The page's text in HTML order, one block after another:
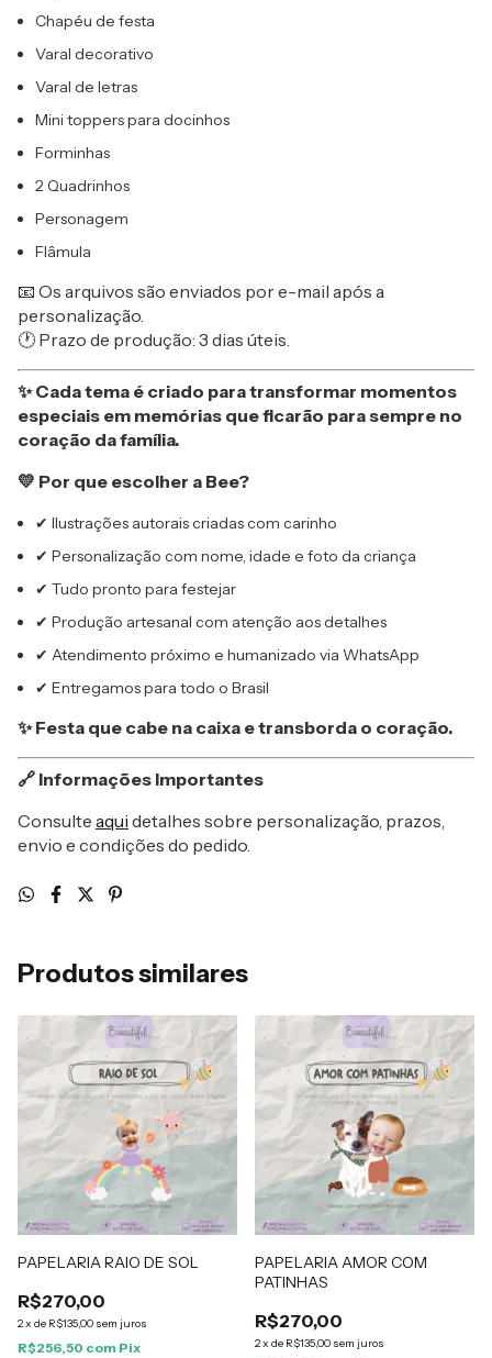
Chapéu de festa
Varal decorativo
Varal de letras
Mini toppers para docinhos
Forminhas
2 Quadrinhos
Personagem
Flâmula
📧 Os arquivos são enviados por e-mail após a
personalização.
🕐 Prazo de produção: 3 dias úteis.
✨ Cada tema é criado para transformar momentos
especiais em memórias que ficarão para sempre no
coração da família.
💛 Por que escolher a Bee?
✔ Ilustrações autorais criadas com carinho
✔ Personalização com nome, idade e foto da criança
✔ Tudo pronto para festejar
✔ Produção artesanal com atenção aos detalhes
✔ Atendimento próximo e humanizado via WhatsApp
✔ Entregamos para todo o Brasil
✨ Festa que cabe na caixa e transborda o coração.
🔗 Informações Importantes
Consulte aqui detalhes sobre personalização, prazos,
envio e condições do pedido.
Produtos similares
PAPELARIA RAIO DE SOL
R$270,00
2x de R$135,00 sem juros
R$256,50 com Pix
PAPELARIA AMOR COM
PATINHAS
R$270,00
2x de R$135,00 sem juros